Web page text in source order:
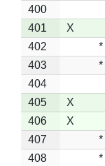
400
401
X
402
*
403
*
404
405
X
406
X
407
*
408
*